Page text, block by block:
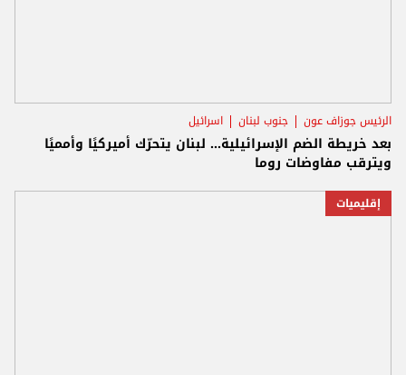
الرئيس جوزاف عون جنوب لبنان اسرائيل
بعد خريطة الضم الإسرائيلية... لبنان يتحرّك أميركيًا وأمميًا
ويترقب مفاوضات روما
إقليميات